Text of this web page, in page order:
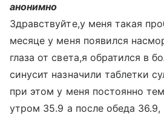
анонимно
Здравствуйте,у меня такая
месяце у меня появился
глаза от света,я обратился в
синусит назначили таблетки
при этом у меня постоянно
утром 35.9 а после обеда 36.9,